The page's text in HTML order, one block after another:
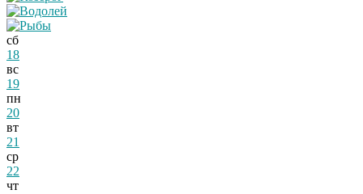
сб
18
вс
19
пн
20
вт
21
ср
22
чт